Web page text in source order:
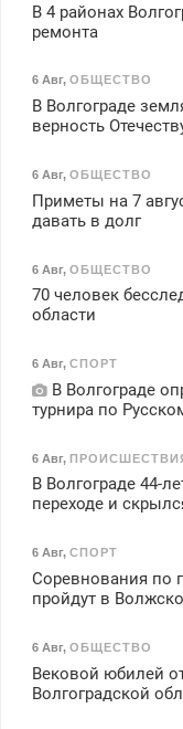
В 4 районах
ремонта
6 Авг, ОБЩЕСТВО
В Волгограде
верность
6 Авг, ОБЩЕСТВО
Приметы на 7
давать в долг
6 Авг, ОБЩЕСТВО
70 человек
области
6 Авг, СПОРТ
В Волгограде
турнира по
6 Авг,
В Волгограде 44-
переходе и
6 Авг, СПОРТ
Соревнования по
пройдут в
6 Авг, ОБЩЕСТВО
Вековой юбилей
Волгоградской